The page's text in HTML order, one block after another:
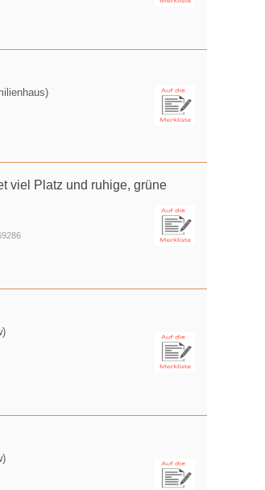
viel Platz und ruhige, grüne